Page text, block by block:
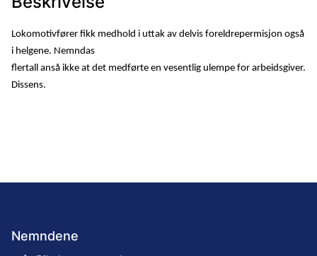
Lokomotivfører fikk medhold i uttak av delvis foreldrepermisjon også
i helgene. Nemndas
flertall anså ikke at det medførte en vesentlig ulempe for arbeidsgiver.
Dissens.
Nemndene